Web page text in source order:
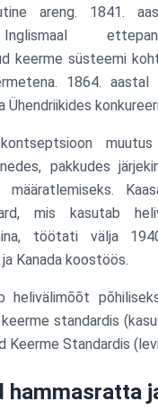
areng. 1841.
keerme süsteemi
1864. aastal
Ühendriikides
pakkudes
mis kasutab
töötati välja
Kanada koostöös.
helivälimõõt
standardis
Keerme Standardis
hammasratta